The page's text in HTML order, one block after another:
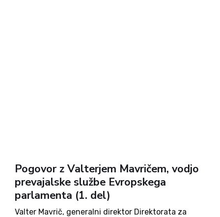
Pogovor z Valterjem Mavričem, vodjo
prevajalske službe Evropskega
parlamenta (1. del)
Valter Mavrič, generalni direktor Direktorata za